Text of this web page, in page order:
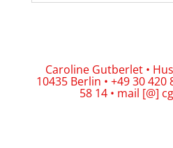
Caroline Gutberlet •
10435 Berlin • +49 30 420
58 14 • mail [@]